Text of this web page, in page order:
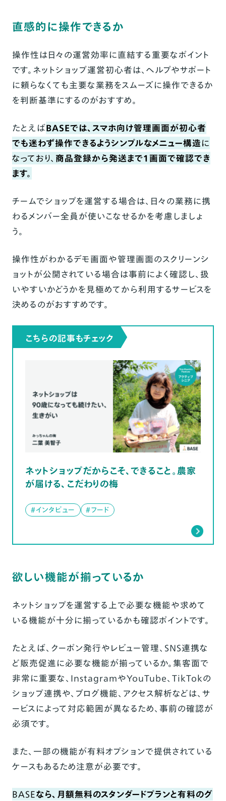
直感的に操作できるか
操作性は日々の運営効率に直結する重要なポイント
です。ネットショップ運営初心者は、ヘルプやサポート
に頼らなくても主要な業務をスムーズに操作できるか
を判断基準にするのがおすすめ。
たとえばBASEでは、スマホ向け管理画面が初心者
でも迷わず操作できるようシンプルなメニュー構造に
なっており、 商品登録から発送まで１画面で確認でき
ます。
チームでショップを運営する場合は、日々の業務に携
わるメンバー全員が使いこなせるかを考慮しましょ
う。
操作性がわかるデモ画面や管理画面のスクリーンシ
ョットが公開されている場合は事前によく確認し、扱
いやすいかどうかを見極めてから利用するサービスを
決めるのがおすすめです。
こちらの記事もチェック
ネットショップだからこそ、できること。農家
が届ける、こだわりの梅
#インタビュー #フード
欲しい機能が揃っているか
ネットショップを運営する上で必要な機能や求めて
いる機能が十分に揃っているかも確認ポイントです。
たとえば、クーポン発行やレビュー管理、SNS連携な
ど販売促進に必要な機能が揃っているか。集客面で
非常に重要な、InstagramやYouTube、TikTokの
ショップ連携や、ブログ機能、アクセス解析などは、サ
ービスによって対応範囲が異なるため、事前の確認が
必須です。
また、一部の機能が有料オプションで提供されている
ケースもあるため注意が必要です。
BASEなら、月額無料のスタンダードプランと有料のグ